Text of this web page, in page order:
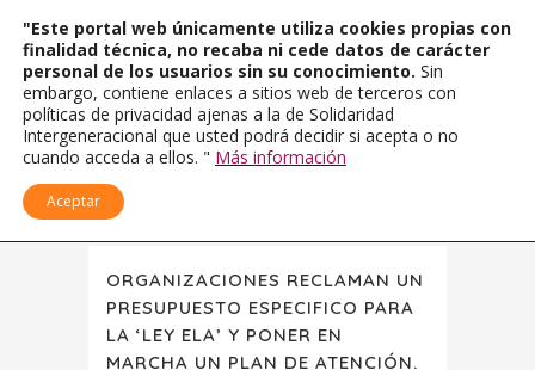
ORGANIZACIONES RECLAMAN UN
PRESUPUESTO ESPECIFICO PARA
LA ‘LEY ELA’ Y PONER EN
MARCHA UN PLAN DE ATENCIÓN.
"Este portal web únicamente utiliza cookies propias con
finalidad técnica, no recaba ni cede datos de carácter
personal de los usuarios sin su conocimiento. Sin
embargo, contiene enlaces a sitios web de terceros con
políticas de privacidad ajenas a la de Solidaridad
Intergeneracional que usted podrá decidir si acepta o no
cuando acceda a ellos. " Más información
Aceptar